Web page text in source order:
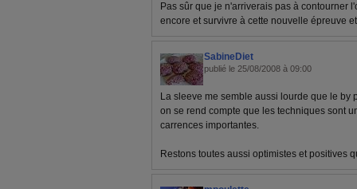
Pas sûr que je n'arriverais pas à contourner
encore et survivre à cette nouvelle épreuve
SabineDiet
publié le 25/08/2008 à 09:00
La sleeve me semble aussi lourde que le by
on se rend compte que les techniques sont
carrences importantes.
Restons toutes aussi optimistes et positives